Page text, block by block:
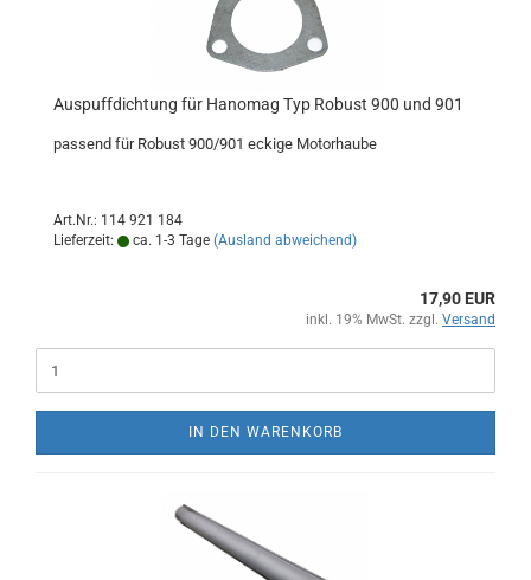
Auspuffdichtung für Hanomag Typ Robust 900 und 901
passend für Robust 900/901 eckige Motorhaube
Art.Nr.: 114 921 184
Lieferzeit:
ca. 1-3 Tage (Ausland abweichend)
17,90 EUR
inkl. 19% MwSt. zzgl. Versand
IN DEN WARENKORB